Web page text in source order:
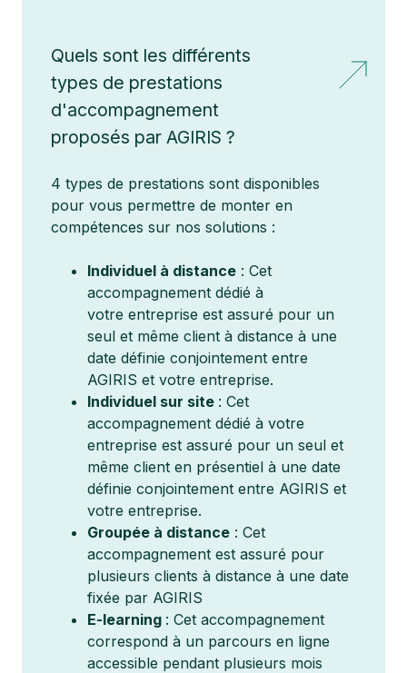
Quels sont les différents
types de prestations
d'accompagnement
proposés par AGIRIS ?
4 types de prestations sont disponibles
pour vous permettre de monter en
compétences sur nos solutions :
Individuel à distance : Cet
accompagnement dédié à
votre entreprise est assuré pour un
seul et même client à distance à une
date définie conjointement entre
AGIRIS et votre entreprise.
Individuel sur site : Cet
accompagnement dédié à votre
entreprise est assuré pour un seul et
même client en présentiel à une date
définie conjointement entre AGIRIS et
votre entreprise.
Groupée à distance : Cet
accompagnement est assuré pour
plusieurs clients à distance à une date
fixée par AGIRIS
E-learning : Cet accompagnement
correspond à un parcours en ligne
accessible pendant plusieurs mois